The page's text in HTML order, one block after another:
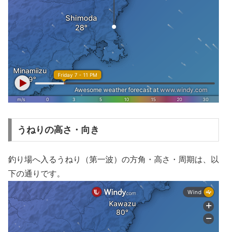
うねりの高さ・向き
釣り場へ入るうねり（第一波）の方角・高さ・周期は、以
下の通りです。